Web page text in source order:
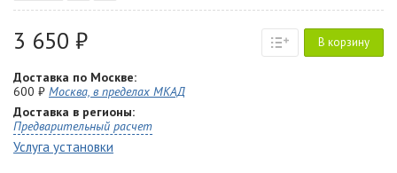
3 650 ₽ В корзину
Доставка по Москве:
600 ₽ Москва, в пределах МКАД
Доставка в регионы:
Предварительный расчет
Услуга установки